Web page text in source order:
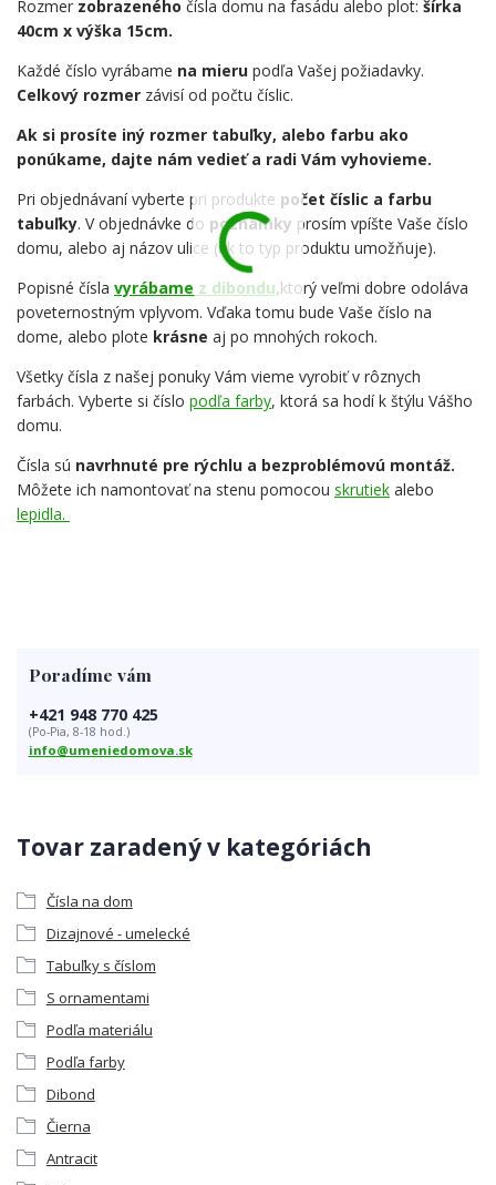
Rozmer zobrazeného čísla domu na fasádu alebo plot: šírka
40cm x výška 15cm.
Každé číslo vyrábame na mieru podľa Vašej požiadavky.
Celkový rozmer závisí od počtu číslic.
Ak si prosíte iný rozmer tabuľky, alebo farbu ako
ponúkame, dajte nám vedieť a radi Vám vyhovieme.
Pri objednávaní vyberte pri produkte počet číslic a farbu
tabuľky. V objednávke do poznámky prosím vpíšte Vaše číslo
domu, alebo aj názov ulice (ak to typ produktu umožňuje).
Popisné čísla vyrábame z dibondu,ktorý veľmi dobre odoláva
poveternostným vplyvom. Vďaka tomu bude Vaše číslo na
dome, alebo plote krásne aj po mnohých rokoch.
Všetky čísla z našej ponuky Vám vieme vyrobiť v rôznych
farbách. Vyberte si číslo podľa farby, ktorá sa hodí k štýlu Vášho
domu.
Čísla sú navrhnuté pre rýchlu a bezproblémovú montáž.
Môžete ich namontovať na stenu pomocou skrutiek alebo
lepidla.
Tovar zaradený v kategóriách
Čísla na dom
Dizajnové - umelecké
Tabuľky s číslom
S ornamentami
Podľa materiálu
Podľa farby
Dibond
Čierna
Antracit
Poradíme vám
+421 948 770 425
(Po-Pia, 8-18 hod.)
info@umeniedomova.sk